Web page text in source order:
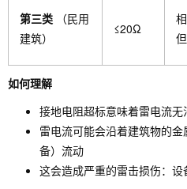
第三类 （民用
建筑）
≤20Ω
如何理解
接地电阻超标意味着雷电流无
雷电流可能会沿着建筑物的
备）流动
这会造成严重的雷击损伤：